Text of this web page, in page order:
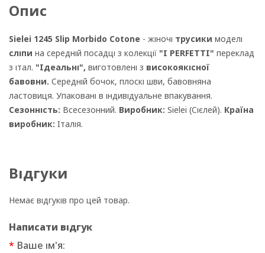
Опис
Sielei 1245 Slip Morbido Cotone - жіночі трусики моделі
сліпи на середній посадці з колекції "I PERFETTI" переклад
з італ. "Ідеальні", виготовлені з високоякісної
бавовни. Середній бочок, плоскі шви, бавовняна
ластовиця. Упаковані в індивідуальне впакування.
Сезонність: Всесезонний. Виробник: Sielei (Сієлей). Країна
виробник: Італія.
Відгуки
Немає відгуків про цей товар.
Написати відгук
Ваше ім'я: